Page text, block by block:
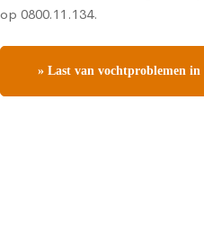
op 0800.11.134.
» Last van vochtproblemen in